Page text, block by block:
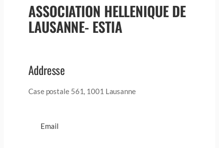
ASSOCIATION HELLENIQUE DE
LAUSANNE- ESTIA
Addresse
Case postale 561, 1001 Lausanne
Email